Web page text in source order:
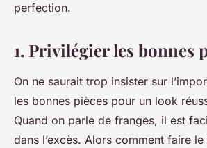
perfection.
1. Privilégier les bonnes
On ne saurait trop insister sur
les bonnes pièces pour un look
Quand on parle de franges, il est
dans l’excès. Alors comment faire